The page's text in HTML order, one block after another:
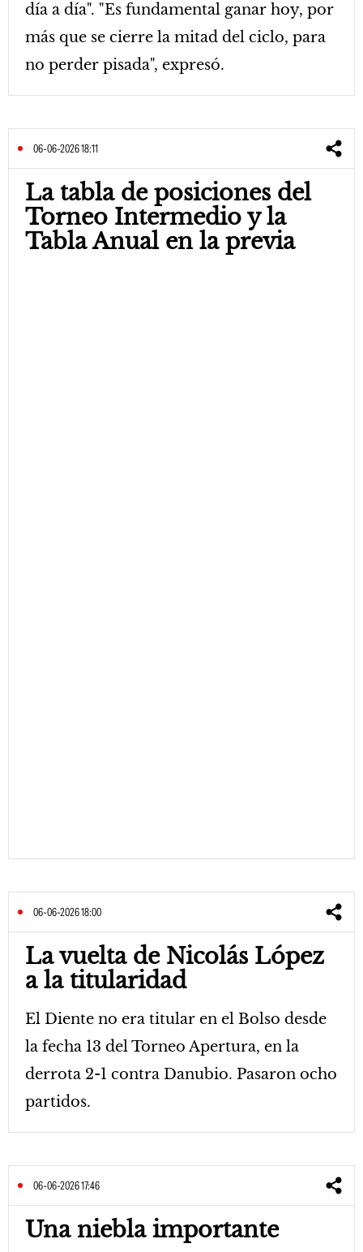
día a día". "Es fundamental ganar hoy, por
más que se cierre la mitad del ciclo, para
no perder pisada", expresó.
06-06-2026 18:11
La tabla de posiciones del
Torneo Intermedio y la
Tabla Anual en la previa
06-06-2026 18:00
La vuelta de Nicolás López
a la titularidad
El Diente no era titular en el Bolso desde
la fecha 13 del Torneo Apertura, en la
derrota 2-1 contra Danubio. Pasaron ocho
partidos.
06-06-2026 17:46
Una niebla importante